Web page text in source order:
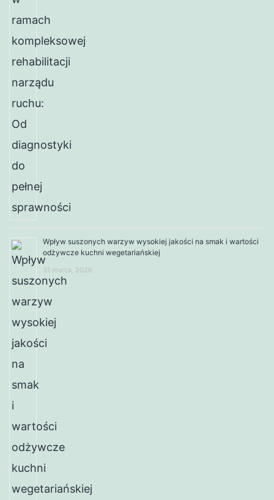
Wpływ suszonych warzyw wysokiej jakości na smak i wartości
odżywcze kuchni wegetariańskiej
31 marca, 2026